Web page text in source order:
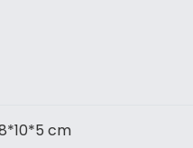
cm